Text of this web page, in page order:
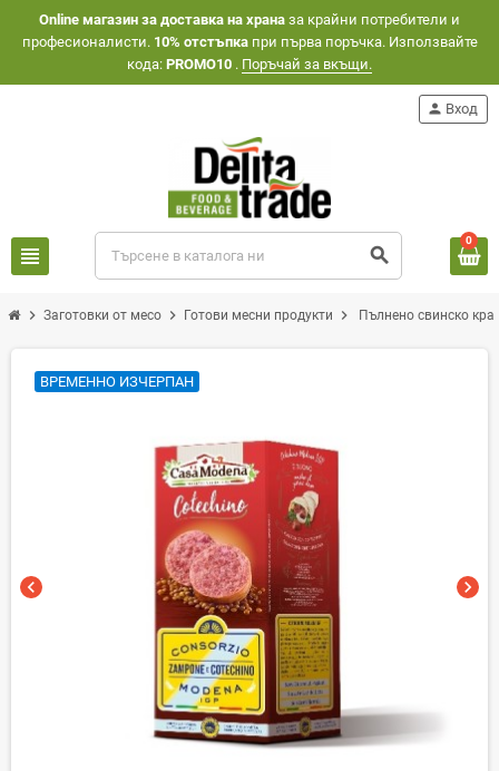
Оnline магазин за доставка на храна за крайни потребители и
професионалисти. 10% отстъпкапри първа поръчка. Използвайте
кода: PROMO10 . Поръчай за вкъщи.
view_headline search
person Вход
0
chevron_right Заготовки от месо chevron_right Готови месни продукти chevron_right Пълнено свинско
chevron_left chevron_right
ВРЕМЕННО ИЗЧЕРПАН